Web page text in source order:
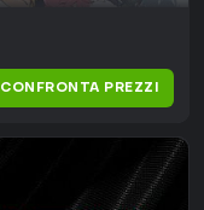
CONFRONTA PREZZI